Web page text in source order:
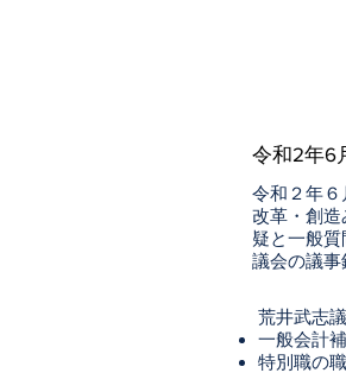
令和2年6
令和２年６
改革・創造
疑と一般質
議会の議事
荒井武志
一般会計
特別職の